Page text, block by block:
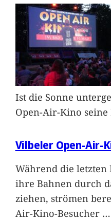
Ist die Sonne
Open-Air-Kino seine
Vilbeler Open-Air-
Während die
ihre Bahnen durch
ziehen, strömen
Air-Kino-Besucher …